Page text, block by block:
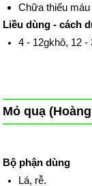
Chữa thiếu
Liều dùng - cách
4 - 12gkhô, 12
Mỏ quạ
Bộ phận dùng
Lá, rễ.